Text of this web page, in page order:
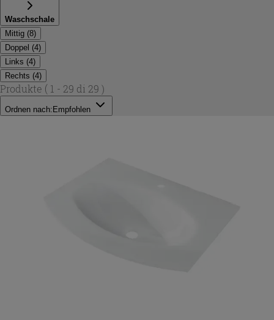
Waschschale
Mittig (8)
Doppel (4)
Links (4)
Rechts (4)
Produkte ( 1 - 29 di 29 )
Ordnen nach: Empfohlen